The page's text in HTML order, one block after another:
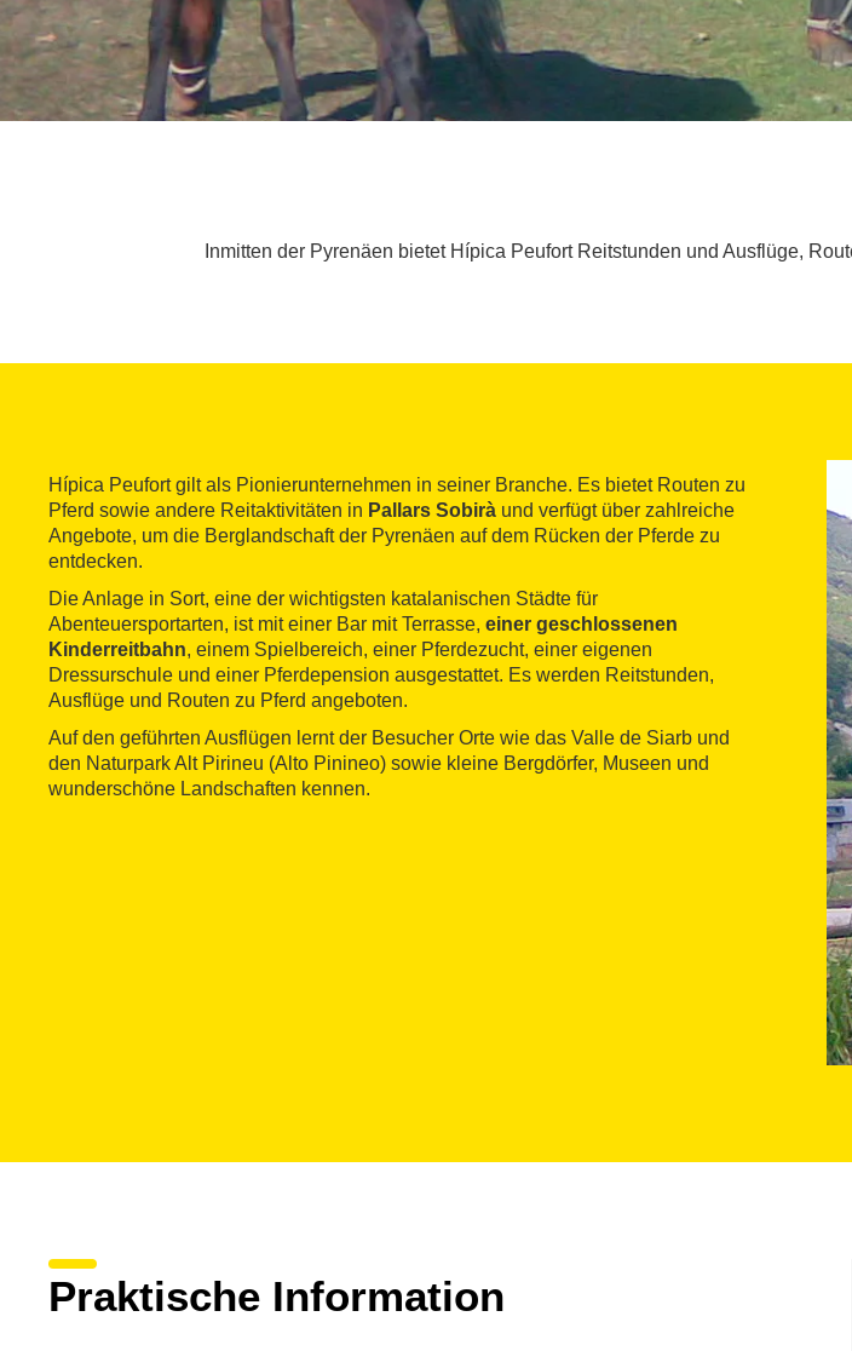
Inmitten der Pyrenäen bietet Hípica Peufort Reitstunden und Ausflüge,
Hípica Peufort gilt als Pionierunternehmen in seiner Branche. Es bietet Routen zu
Pferd sowie andere Reitaktivitäten in Pallars Sobirà und verfügt über zahlreiche
Angebote, um die Berglandschaft der Pyrenäen auf dem Rücken der Pferde zu
entdecken.
Die Anlage in Sort, eine der wichtigsten katalanischen Städte für
Abenteuersportarten, ist mit einer Bar mit Terrasse, einer geschlossenen
Kinderreitbahn, einem Spielbereich, einer Pferdezucht, einer eigenen
Dressurschule und einer Pferdepension ausgestattet. Es werden Reitstunden,
Ausflüge und Routen zu Pferd angeboten.
Auf den geführten Ausflügen lernt der Besucher Orte wie das Valle de Siarb und
den Naturpark Alt Pirineu (Alto Pinineo) sowie kleine Bergdörfer, Museen und
wunderschöne Landschaften kennen.
Praktische Information